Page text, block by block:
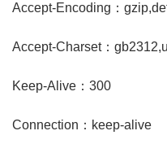
Accept-Encoding：
Accept-Charset：
Keep-Alive：300
Connection：keep-alive